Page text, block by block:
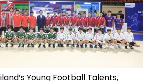
Young Football Talents,